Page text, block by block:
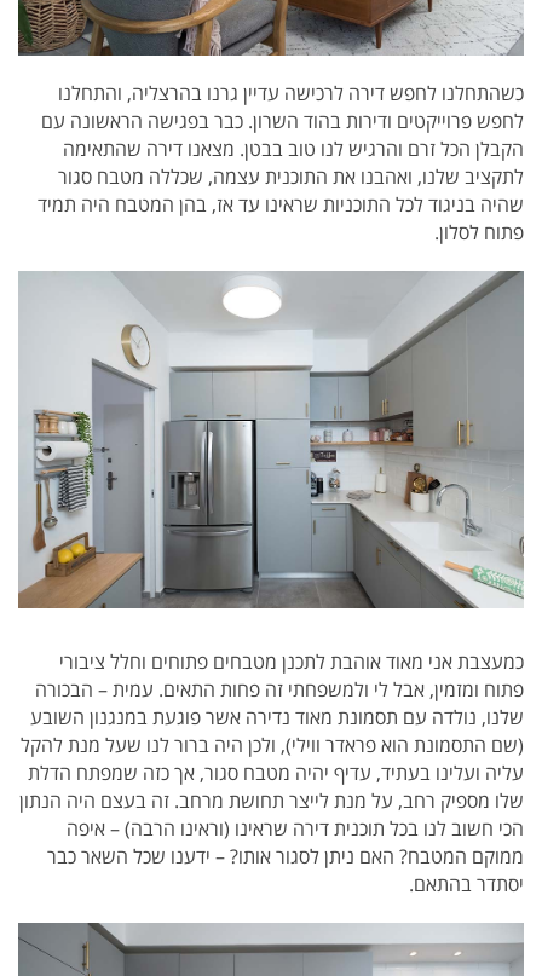
כשהתחלנו לחפש דירה לרכישה עדיין גרנו בהרצליה, והתחלנו
לחפש פרוייקטים ודירות בהוד השרון. כבר בפגישה הראשונה עם
הקבלן הכל זרם והרגיש לנו טוב בבטן. מצאנו דירה שהתאימה
לתקציב שלנו, ואהבנו את התוכנית עצמה, שכללה מטבח סגור
שהיה בניגוד לכל התוכניות שראינו עד אז, בהן המטבח היה תמיד
פתוח לסלון.
כמעצבת אני מאוד אוהבת לתכנן מטבחים פתוחים וחלל ציבורי
פתוח ומזמין, אבל לי ולמשפחתי זה פחות התאים. עמית – הבכורה
שלנו, נולדה עם תסמונת מאוד נדירה אשר פוגעת במנגנון השובע
(שם התסמונת הוא פראדר ווילי), ולכן היה ברור לנו שעל מנת להקל
עליה ועלינו בעתיד, עדיף יהיה מטבח סגור, אך כזה שמפתח הדלת
שלו מספיק רחב, על מנת לייצר תחושת מרחב. זה בעצם היה הנתון
הכי חשוב לנו בכל תוכנית דירה שראינו (וראינו הרבה) – איפה
ממוקם המטבח? האם ניתן לסגור אותו? – ידענו שכל השאר כבר
יסתדר בהתאם.